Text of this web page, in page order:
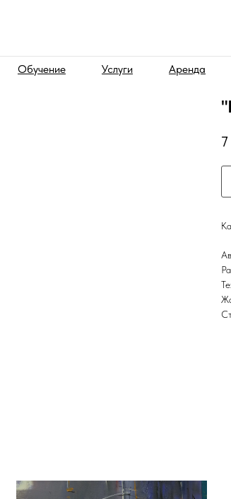
Обучение Услуги Аренда